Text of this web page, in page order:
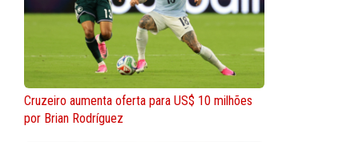
Cruzeiro aumenta oferta para US$ 10 milhões
por Brian Rodríguez